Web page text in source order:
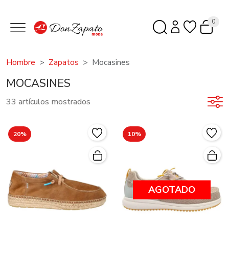
0
Hombre Zapatos Mocasines
MOCASINES
33 artículos mostrados
20% 10%
AGOTADO